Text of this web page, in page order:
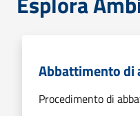
Abbattimento di
Procedimento di